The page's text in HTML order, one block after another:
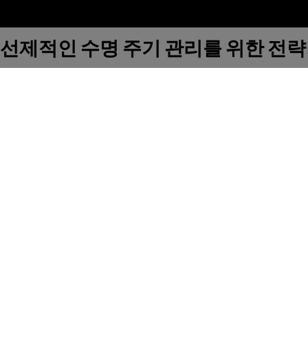
선제적인 수명 주기 관리를 위한 전략